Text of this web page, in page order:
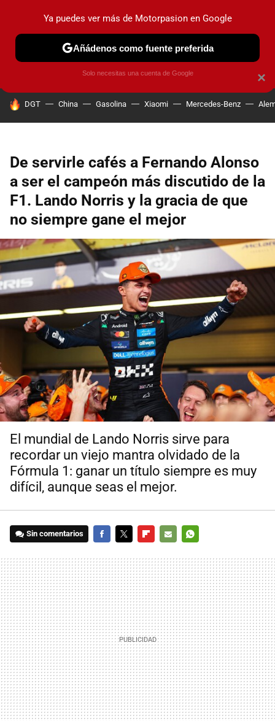
PRUEBAS COCHES ELÉCTRICOS OBSERVATORIO
HOY SE HABLA DE
DGT China Gasolina Xiaomi Mercedes-Benz
De servirle cafés a Fernando Alonso
a ser el campeón más discutido de la
F1. Lando Norris y la gracia de que
no siempre gane el mejor
El mundial de Lando Norris sirve para
recordar un viejo mantra olvidado de la
Fórmula 1: ganar un título siempre es muy
difícil, aunque seas el mejor.
Sin comentarios
MAIL
×
Ya puedes ver más de Motorpasion en Google
Añádenos como fuente preferida
Solo necesitas una cuenta de Google